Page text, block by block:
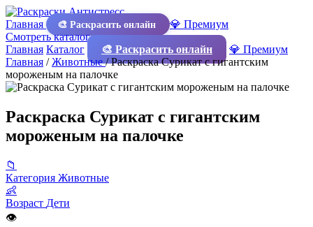
Главная 🎨 Раскрасить онлайн
💎 Премиум
Смотреть каталог
Главная Каталог 🎨 Раскрасить онлайн
💎 Премиум
Главная /Животные/Раскраска Сурикат с гигантским
мороженым на палочке
Раскраска Сурикат с гигантским
мороженым на палочке
📁
Категория Животные
👶
Возраст Дети
👁